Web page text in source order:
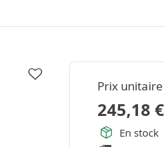
Prix unitaire
245,18 €
En stock